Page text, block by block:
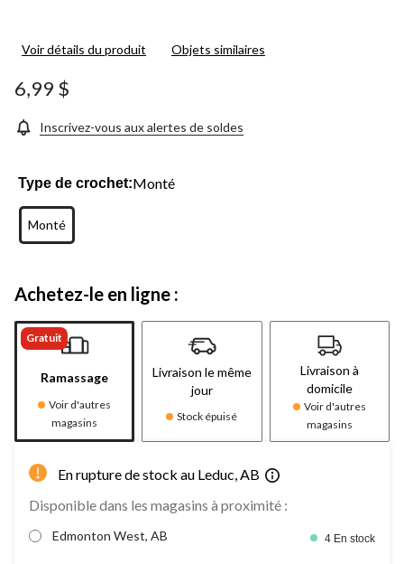
Voir détails du produit Objets similaires
6,99 $
Inscrivez-vous aux alertes de soldes
Type de crochet:Monté
Monté
Achetez-le en ligne :
Gratuit
Ramassage
Voir d'autres
magasins
Livraison le même
jour
Stock épuisé
Livraison à
domicile
Voir d'autres
magasins
En rupture de stock au Leduc, AB
Disponible dans les magasins à proximité :
Edmonton West, AB 4 En stock